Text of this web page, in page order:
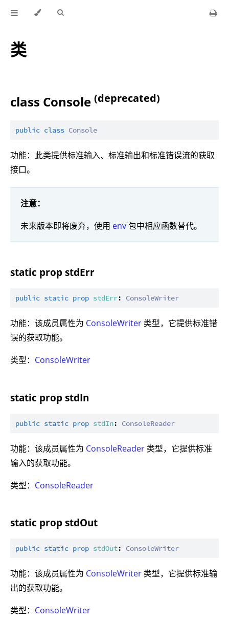
类
class Console (deprecated)
public class Console
功能：此类提供标准输入、标准输出和标准错误流的获取
接口。
注意：
未来版本即将废弃，使用 env包中相应函数替代。
static prop stdErr
public static prop stdErr: ConsoleWriter
功能：该成员属性为 ConsoleWriter 类型，它提供标准错
误的获取功能。
类型： ConsoleWriter
static prop stdIn
public static prop stdIn: ConsoleReader
功能：该成员属性为 ConsoleReader 类型，它提供标准
输入的获取功能。
类型： ConsoleReader
static prop stdOut
public static prop stdOut: ConsoleWriter
功能：该成员属性为 ConsoleWriter 类型，它提供标准输
出的获取功能。
类型： ConsoleWriter